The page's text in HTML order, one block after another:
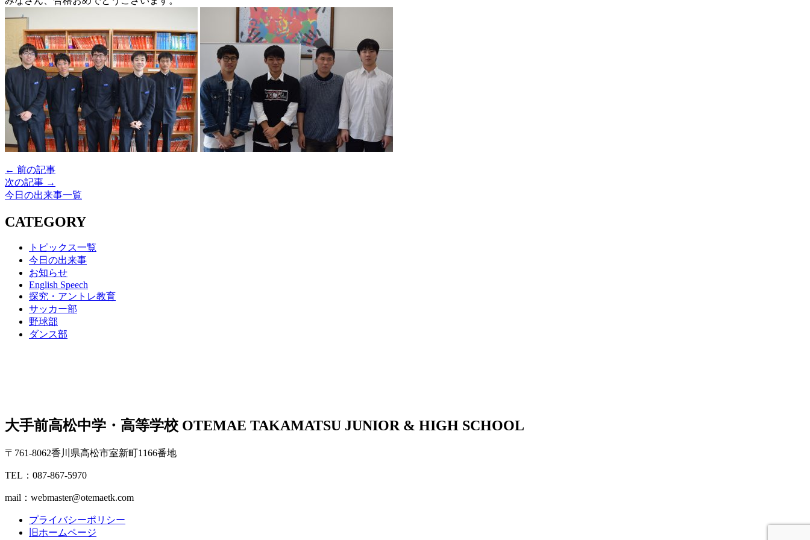
← 前の記事
次の記事 →
今日の出来事一覧
CATEGORY
トピックス一覧
今日の出来事
お知らせ
English Speech
探究・アントレ教育
サッカー部
野球部
ダンス部
大手前高松中学・高等学校 OTEMAE TAKAMATSU JUNIOR & HIGH SCHOOL
〒761-8062香川県高松市室新町1166番地
TEL：087-867-5970
mail：webmaster@otemaetk.com
プライバシーポリシー
旧ホームページ